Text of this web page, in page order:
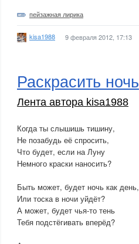
пейзажная лирика
kisa1988 9 февраля 2012, 17:13
Раскрасить ночь
Лента автора kisa1988
Когда ты слышишь тишину,
Не позабудь её спросить,
Что будет, если на Луну
Немного краски наносить?
Быть может, будет ночь как день,
Или тоска в ночи уйдёт?
А может, будет чья-то тень
Тебя подстёгивать вперёд?